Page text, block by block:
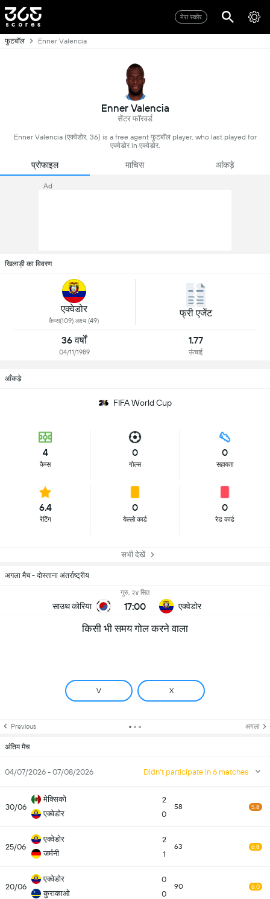
मेरा स्कोर
फुटबॉल Enner Valencia
Enner Valencia
सेंटर फॉरवर्ड
Enner Valencia (एक्वेडोर, 36) is a free agent फुटबॉल player, who last played for
एक्वेडोर in एक्वेडोर.
प्रोफाइल माचिस आंकड़े
Ad
खिलाड़ी का विवरण
एक्वेडोर
कैप्स(109) लक्ष्य (49)
फ्री एजेंट
36 वर्षों
04/11/1989
1.77
ऊंचाई
आँकड़े
FIFA World Cup
4
कैप्स
0
गोल्स
0
सहायता
6.4
रेटिंग
0
येल्लो कार्ड
0
रेड कार्ड
सभी देखें
अगला मैच - दोस्ताना अंतर्राष्ट्रीय
साउथ कोरिया
गुरु, २४ सित
17:00 एक्वेडोर
किसी भी समय गोल करने वाला
V X
Previous अगला
अंतिम मैच
04/07/2026 - 07/08/2026 Didn't participate in 6 matches
30/06
मेक्सिको
एक्वेडोर
2
0
58 5.8
25/06
एक्वेडोर
जर्मनी
2
1
63 6.8
20/06
एक्वेडोर
कुराकाओ
0
0
90 6.0